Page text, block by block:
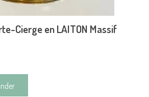
Cierge en LAITON Massif